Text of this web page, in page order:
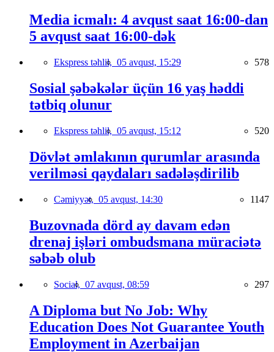
Media icmalı: 4 avqust saat 16:00-dan
5 avqust saat 16:00-dək
Ekspress təhlil, 05 avqust, 15:29 578
Sosial şəbəkələr üçün 16 yaş həddi
tətbiq olunur
Ekspress təhlil, 05 avqust, 15:12 520
Dövlət əmlakının qurumlar arasında
verilməsi qaydaları sadələşdirilib
Cəmiyyət, 05 avqust, 14:30 1147
Buzovnada dörd ay davam edən
drenaj işləri ombudsmana müraciətə
səbəb olub
Social, 07 avqust, 08:59 297
A Diploma but No Job: Why
Education Does Not Guarantee Youth
Employment in Azerbaijan